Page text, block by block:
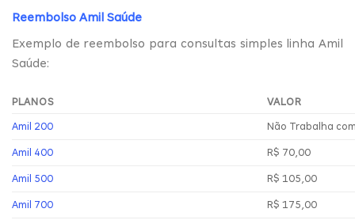
Reembolso Amil Saúde
Exemplo de reembolso para consultas simples linha Amil
Saúde:
PLANOS VALOR
Amil 200 Não Trabalha
Amil 400 R$ 70,00
Amil 500 R$ 105,00
Amil 700 R$ 175,00